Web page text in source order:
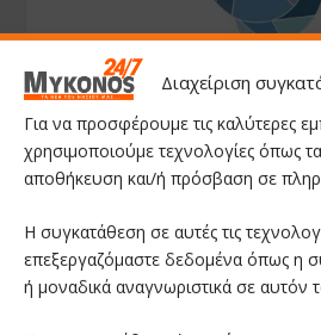
Διαχείριση
Για να προσφέρουμε τις καλύτερες
χρησιμοποιούμε τεχνολογίες όπως
αποθήκευση και/ή πρόσβαση σε
Η συγκατάθεση σε αυτές τις
επεξεργαζόμαστε δεδομένα όπως η
ή μοναδικά αναγνωριστικά σε αυτόν